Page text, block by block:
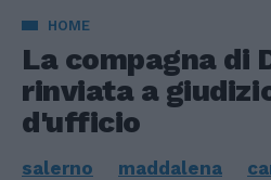
HOME
La compagna di
rinviata a
d'ufficio
salerno maddalena